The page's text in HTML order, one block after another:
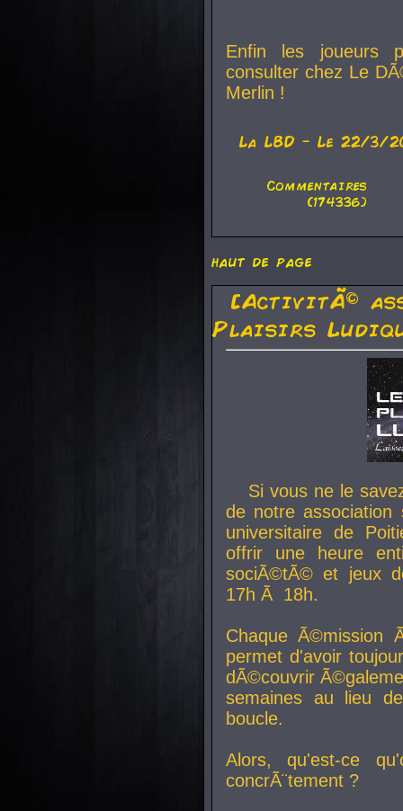
Enfin les joueurs
consulter chez Le
Merlin !
La LBD - Le 22/3/
Commentaires
(174336)
haut de page
[ActivitÃ©
Plaisirs
Si vous ne le
de notre
universitaire de
offrir une heure
sociÃ©tÃ© et jeux
17h Ã 18h.
Chaque Ã©mission
permet d'avoir
dÃ©couvrir
semaines au lieu
boucle.
Alors, qu'est-ce
concrÃ¨tement ?